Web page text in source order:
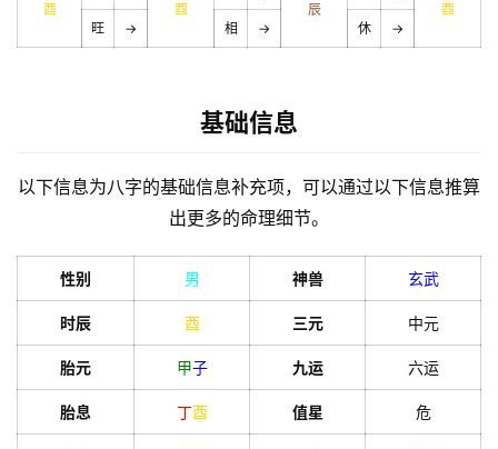
酉
酉
辰
酉
旺
→ 相 → 休 →
基础信息
以下信息为八字的基础信息补充项，可以通过以下信息推算
出更多的命理细节。
性别 男 神兽 玄武
时辰 酉 三元 中元
胎元 甲子 九运 六运
胎息 丁酉 值星 危